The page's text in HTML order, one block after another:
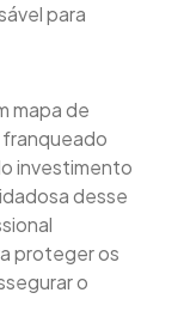
para
mapa de
investimento
desse
proteger os
o